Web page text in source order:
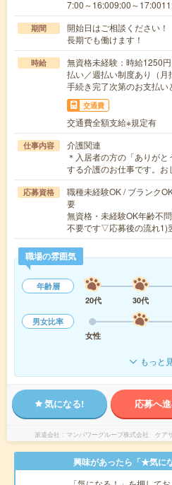
7:00～16:009:00～
期間
開始日はご相談ください
長期でも働けます！
時給
無資格未経験：時給1250
払い／週払い制度あり（
手続き完了次第のお支払い
交通費
交通費全額支給※規定有
仕事内容
介護関連
＊入居者の方の「ありが
する介護のお仕事です。
応募資格
職種未経験OK / ブランク
要
無資格・未経験OK年齢不
不要です▽応募後の流れ1)
職場の雰囲気
年齢層
20代
30代
男女比率
女性
もっと
気になる! 応募へ
派遣会社 マンパワーグループ株式会社 ケア
興味があったら「★気に